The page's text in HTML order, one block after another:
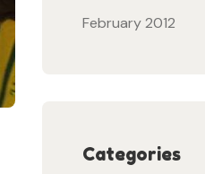
February 2012
Categories